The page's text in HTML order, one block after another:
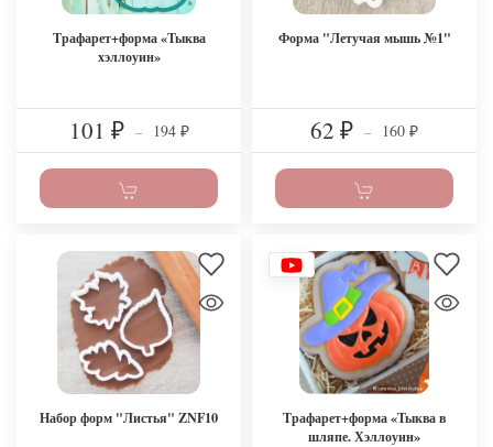
Трафарет+форма «Тыква
хэллоуин»
101 ₽ – 194 ₽
Форма "Летучая мышь №1"
62 ₽ – 160 ₽
Набор форм "Листья" ZNF10
Трафарет+форма «Тыква в
шляпе. Хэллоуин»